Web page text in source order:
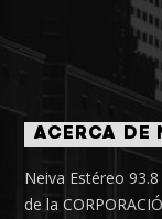
ACERCA DE
Neiva Estéreo
de la